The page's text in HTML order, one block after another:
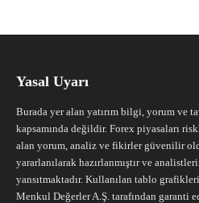
Yasal Uyarı
Burada yer alan yatırım bilgi, yorum ve
kapsamında değildir. Forex piyasaları
alan yorum, analiz ve fikirler güvenilir
yararlanılarak hazırlanmıştır ve
yansıtmaktadır. Kullanılan tablo
Menkul Değerler A.Ş. tarafından garanti